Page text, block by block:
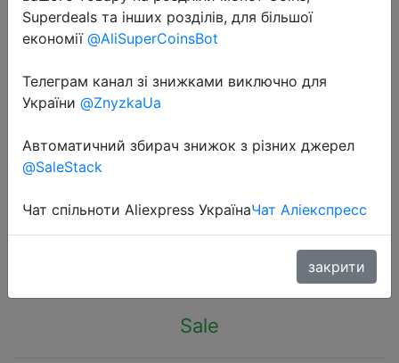
2024-05-01
Bluetooth Speaker Dual Speaker
Stereo Outdoor Tfusb Playback Fm
Voice Broadcasting Portable
Sale
Superdeals та інших розділів, для більшої
економії @AliSuperCoinsBot
Телеграм канал зі знижками виключно для
України @ZnyzkaUa
Автоматичний збирач знижок з різних джерел
@SaleStack
Чат спільноти Aliexpress УкраїнаЧат Аліекспресс
закрити